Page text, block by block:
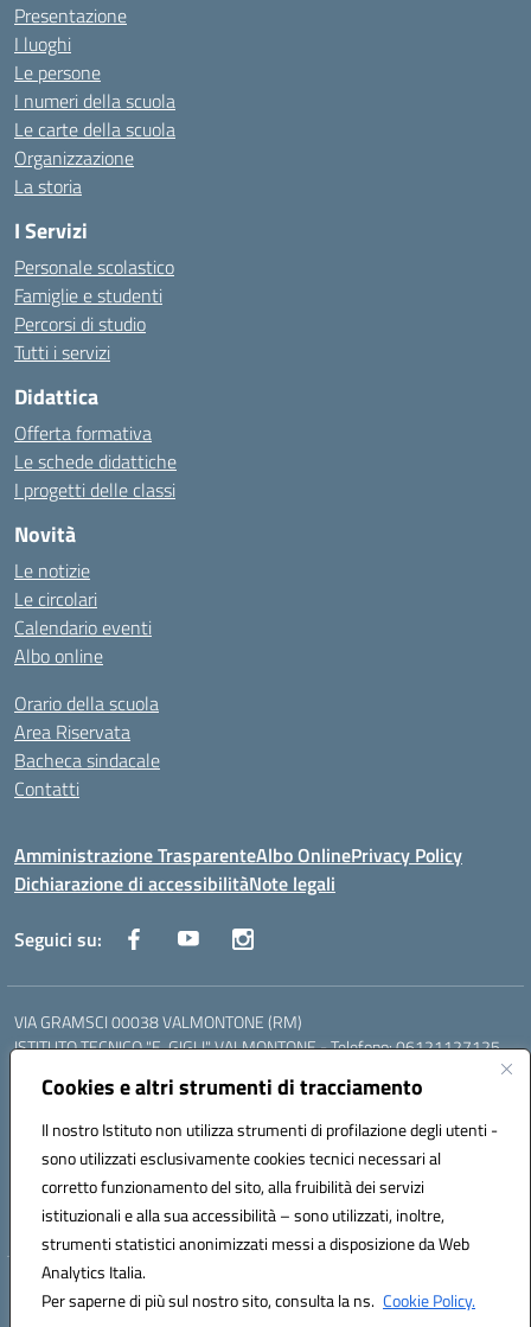
Cookies e altri strumenti di tracciamento
Il nostro Istituto non utilizza strumenti di profilazione degli utenti -
sono utilizzati esclusivamente cookies tecnici necessari al
corretto funzionamento del sito, alla fruibilità dei servizi
istituzionali e alla sua accessibilità – sono utilizzati, inoltre,
strumenti statistici anonimizzati messi a disposizione da Web
Analytics Italia.
Per saperne di più sul nostro sito, consulta la ns. Cookie Policy.
Presentazione
I luoghi
Le persone
I numeri della scuola
Le carte della scuola
Organizzazione
La storia
I Servizi
Personale scolastico
Famiglie e studenti
Percorsi di studio
Tutti i servizi
Didattica
Offerta formativa
Le schede didattiche
I progetti delle classi
Novità
Le notizie
Le circolari
Calendario eventi
Albo online
Orario della scuola
Area Riservata
Bacheca sindacale
Contatti
Amministrazione TrasparenteAlbo OnlinePrivacy Policy
Dichiarazione di accessibilitàNote legali
Seguici su:
VIA GRAMSCI 00038 VALMONTONE (RM)
ISTITUTO TECNICO "E. GIGLI" VALMONTONE - Telefono: 06121127125
06121126825
LICEO DELLE SCIENZE UMANE "P.L. NERVI" SEGNI - Telefono:
Mail: RMIS099002@istruzione.it - PEC: RMIS099002@pec.istruzione.it
Codice meccanografico: RMIS099002
Codice fiscale: 95036960581
Hosting & Powered by 3D Solution S.r.l.
Concept & Design by Designers Italia